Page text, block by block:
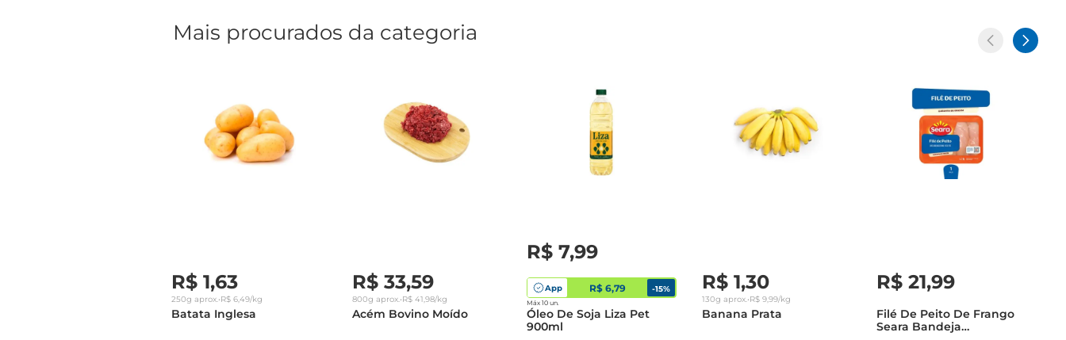
Mais procurados da categoria
R$ 1,63
250g aprox.•R$ 6,49/kg
Batata Inglesa
R$ 33,59
800g aprox.•R$ 41,98/kg
Acém Bovino Moído
R$ 7,99
App R$ 6,79 -15%
Máx 10 un.
Óleo De Soja Liza Pet
900ml
R$ 1,30
130g aprox.•R$ 9,99/kg
Banana Prata
R$ 21,99
Filé De Peito De Frango
Seara Bandeja